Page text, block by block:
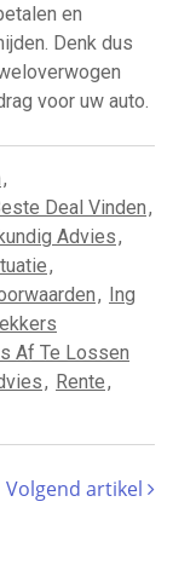
en
Denk dus
voor uw auto.
,
Deal Vinden,
Advies,
,
, Ing
Af Te Lossen
, Rente,
Volgend artikel